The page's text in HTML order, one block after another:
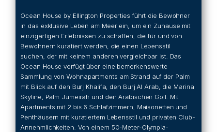
Ocean House by Ellington Properties führt die Bewohner
in das exklusive Leben am Meer ein, um ein Zuhause mit
einzigartigen Erlebnissen zu schaffen, die für und von
Bewohnern kuratiert werden, die einen Lebensstil
suchen, der mit keinem anderen vergleichbar ist. Das
Ocean House verfügt über eine bemerkenswerte
Sammlung von Wohnapartments am Strand auf der Palm
mit Blick auf den Burj Khalifa, den Burj Al Arab, die Marina
Skyline, Palm Jumeirah und den Arabischen Golf. Mit
Apartments mit 2 bis 6 Schlafzimmern, Maisonetten und
Penthäusern mit kuratiertem Lebensstil und privaten Club-
Annehmlichkeiten. Von einem 50-Meter-Olympia-